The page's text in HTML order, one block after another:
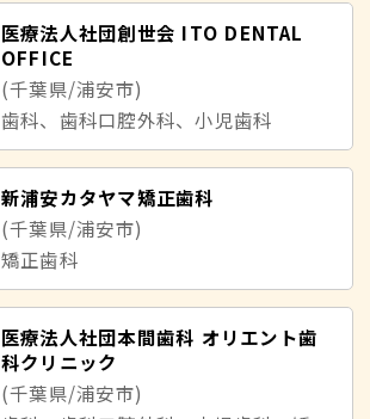
医療法人社団創世会 ITO DENTAL
OFFICE
(千葉県/浦安市)
歯科、歯科口腔外科、小児歯科
新浦安カタヤマ矯正歯科
(千葉県/浦安市)
矯正歯科
医療法人社団本間歯科 オリエント歯
科クリニック
(千葉県/浦安市)